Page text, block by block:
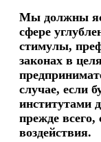
Мы должны
сфере
стимулы,
законах в
случае, если
институтами
прежде
воздействия.